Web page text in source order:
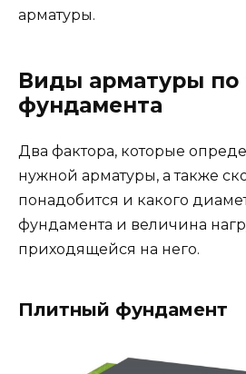
арматуры.
Виды арматуры по
фундамента
Два фактора, которые
нужной арматуры, а также
понадобится и какого
фундамента и величина
приходящейся на него.
Плитный фундамент